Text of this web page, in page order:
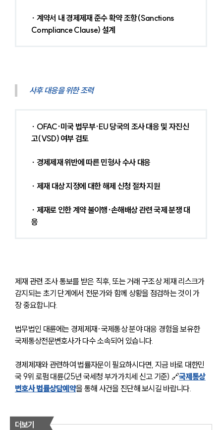
∙ 계약서 내 경제제재 준수 확약 조항(Sanctions
Compliance Clause) 설계
사후 대응을 위한 조력
∙ OFAC·미국 법무부·EU 당국의 조사 대응 및 자진신
고(VSD) 여부 검토
∙ 경제제재 위반에 따른 민형사 수사 대응
∙ 제재 대상 지정에 대한 해제 신청 절차 지원
∙ 제재로 인한 계약 불이행·손해배상 관련 국제 분쟁 대
응
제재 관련 조사 통보를 받은 직후, 또는 거래 구조상 제재 리스크가
감지되는 초기 단계에서 전문가와 함께 상황을 점검하는 것이 가
장 중요합니다.
법무법인 대륜에는 경제제재·국제통상 분야 대응 경험을 보유한
국제통상전문변호사가 다수 소속되어 있습니다.
경제제재와 관련하여 법률자문이 필요하시다면, 지금 바로 대한민
국 9위 로펌 대륜(25년 국세청 부가가치세 신고 기준) 🔗국제통상
변호사 법률상담예약을 통해 사건을 진단해 보시길 바랍니다.
더보기